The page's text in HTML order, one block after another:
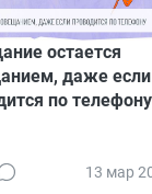
остается
даже если
по телефону
13 мар